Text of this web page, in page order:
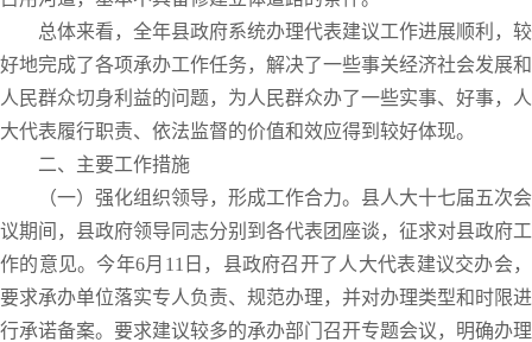
总体来看，全年县政府系统办理代表建议工作进展顺利，较
好地完成了各项承办工作任务，解决了一些事关经济社会发展和
人民群众切身利益的问题，为人民群众办了一些实事、好事，人
大代表履行职责、依法监督的价值和效应得到较好体现。
二、主要工作措施
（一）强化组织领导，形成工作合力。县人大十七届五次会
议期间，县政府领导同志分别到各代表团座谈，征求对县政府工
作的意见。今年6月11日，县政府召开了人大代表建议交办会，
要求承办单位落实专人负责、规范办理，并对办理类型和时限进
行承诺备案。要求建议较多的承办部门召开专题会议，明确办理